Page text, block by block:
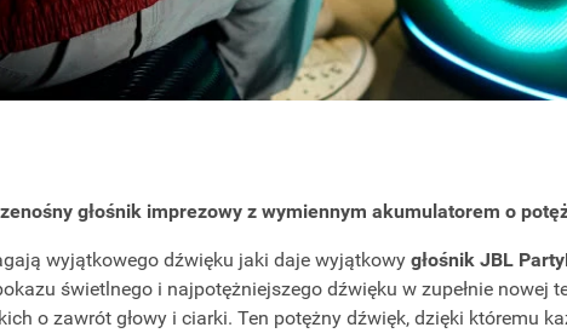
głośnik imprezowy z wymiennym akumulatorem o
wyjątkowego dźwięku jaki daje wyjątkowy głośnik JBL
świetlnego i najpotężniejszego dźwięku w zupełnie nowej
o zawrót głowy i ciarki. Ten potężny dźwięk, dzięki któremu